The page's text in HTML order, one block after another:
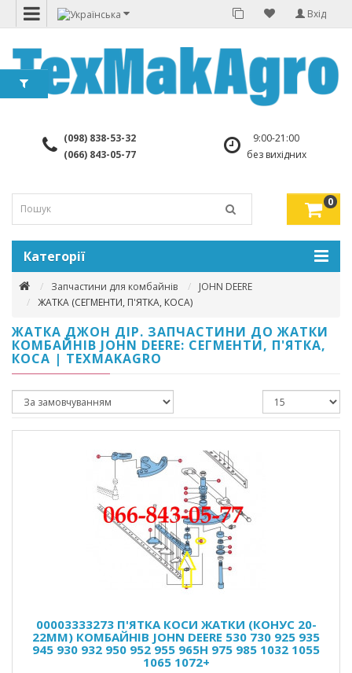
Вхід
(098) 838-53-32
(066) 843-05-77
9:00-21:00
без вихідних
0
Категорії
Запчастини для комбайнів
JOHN DEERE
ЖАТКА (СЕГМЕНТИ, П'ЯТКА, КОСА)
ЖАТКА ДЖОН ДІР. ЗАПЧАСТИНИ ДО ЖАТКИ
КОМБАЙНІВ JOHN DEERE: СЕГМЕНТИ, П'ЯТКА,
КОСА | TEXMAKAGRO
00003333273 П'ЯТКА КОСИ ЖАТКИ (КОНУС 20-
22ММ) КОМБАЙНІВ JOHN DEERE 530 730 925 935
945 930 932 950 952 955 965H 975 985 1032 1055
1065 1072+